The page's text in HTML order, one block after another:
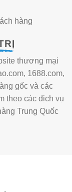
hàng
thương mại
1688.com,
gốc và các
theo các dịch vụ
Trung Quốc